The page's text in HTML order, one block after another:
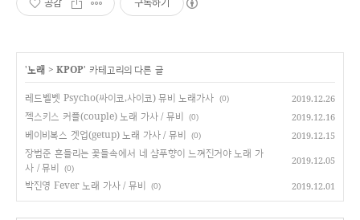
공감 구독하기
'노래 > KPOP' 카테고리의 다른 글
레드벨벳 Psycho(싸이코,사이코) 뮤비 노래가사 (0) 2019.12.26
젝스키스 커플(couple) 노래 가사 / 뮤비 (0) 2019.12.16
베이비복스 겟업(getup) 노래 가사 / 뮤비 (0) 2019.12.15
장범준 흔들리는 꽃들속에서 네 샴푸향이 느껴진거야 노래 가
사 / 뮤비
(0)
2019.12.05
박진영 Fever 노래 가사 / 뮤비 (0) 2019.12.01